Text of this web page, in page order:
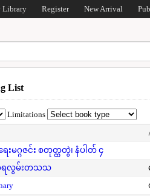
Library Register New Arrival
List
Limitations
းမဂ္ဂဇင်း စတုတ္ထတွဲ၊ နံပါတ် ၄
ရလွမ်းတသသ